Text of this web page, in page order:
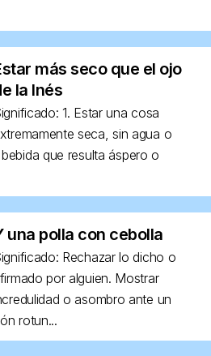
más seco que el ojo
la Inés
1. Estar una cosa
seca, sin agua o
que resulta áspero o
una polla con cebolla
Rechazar lo dicho o
por alguien. Mostrar
o asombro ante un
rotun...